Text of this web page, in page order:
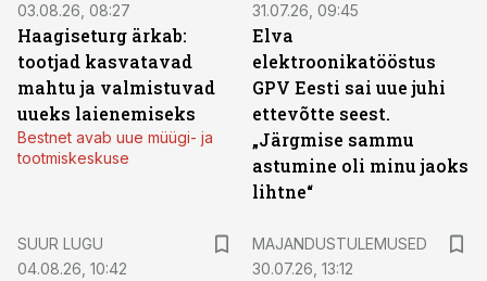
03.08.26, 08:27
Haagiseturg ärkab:
tootjad kasvatavad
mahtu ja valmistuvad
uueks laienemiseks
Bestnet avab uue müügi- ja
tootmiskeskuse
31.07.26, 09:45
Elva
elektroonikatööstus
GPV Eesti sai uue juhi
ettevõtte seest.
„Järgmise sammu
astumine oli minu jaoks
lihtne“
SUUR LUGU
04.08.26, 10:42
MAJANDUSTULEMUSED
30.07.26, 13:12